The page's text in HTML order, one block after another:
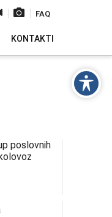
| | FAQ
KONTAKTI
poslovnih